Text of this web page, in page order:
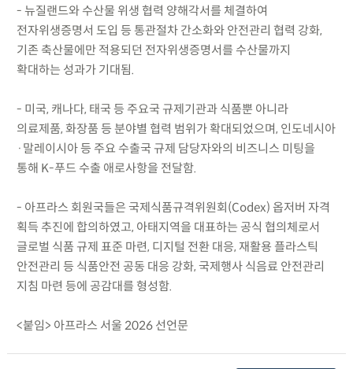
- 뉴질랜드와 수산물 위생 협력 양해각서를 체결하여
전자위생증명서 도입 등 통관절차 간소화와 안전관리 협력 강화,
기존 축산물에만 적용되던 전자위생증명서를 수산물까지
확대하는 성과가 기대됨.
- 미국, 캐나다, 태국 등 주요국 규제기관과 식품뿐 아니라
의료제품, 화장품 등 분야별 협력 범위가 확대되었으며, 인도네시아
·말레이시아 등 주요 수출국 규제 담당자와의 비즈니스 미팅을
통해 K-푸드 수출 애로사항을 전달함.
- 아프라스 회원국들은 국제식품규격위원회(Codex) 옵저버 자격
획득 추진에 합의하였고, 아태지역을 대표하는 공식 협의체로서
글로벌 식품 규제 표준 마련, 디지털 전환 대응, 재활용 플라스틱
안전관리 등 식품안전 공동 대응 강화, 국제행사 식음료 안전관리
지침 마련 등에 공감대를 형성함.
<붙임> 아프라스 서울 2026 선언문